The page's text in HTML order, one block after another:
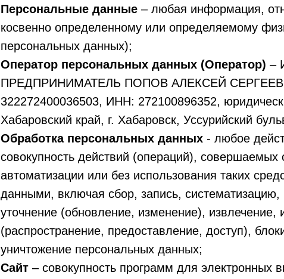
Персональные данные – любая информация,
косвенно определенному или определяемому
персональных данных);
Оператор персональных данных (Оператор) –
ПРЕДПРИНИМАТЕЛЬ ПОПОВ АЛЕКСЕЙ
322272400036503, ИНН: 272100896352,
Хабаровский край, г. Хабаровск, Уссурийский
Обработка персональных данных - любое
совокупность действий (операций), совершаемых
автоматизации или без использования таких
данными, включая сбор, запись, систематизацию,
уточнение (обновление, изменение), извлечение,
(распространение, предоставление, доступ),
уничтожение персональных данных;
Сайт – совокупность программ для электронных